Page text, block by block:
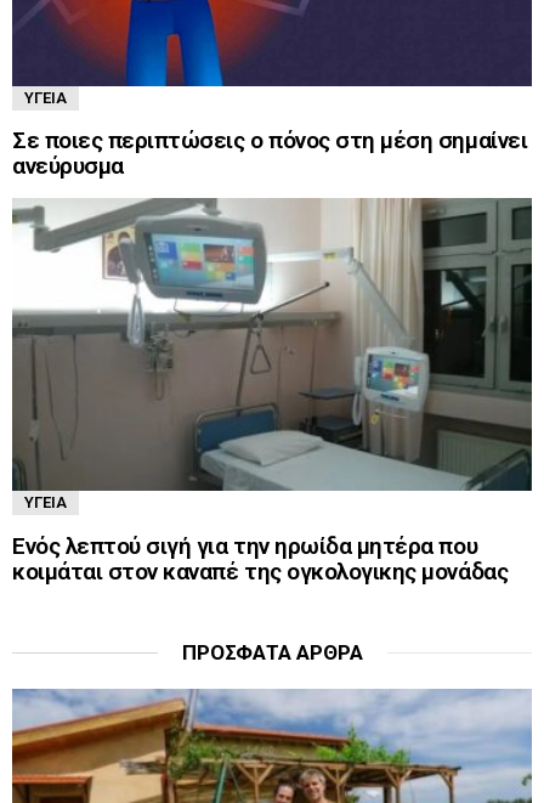
ΥΓΕΊΑ
Σε ποιες περιπτώσεις ο πόνος στη μέση σημαίνει
ανεύρυσμα
ΥΓΕΊΑ
Ενός λεπτού σιγή για την ηρωίδα μητέρα που
κοιμάται στον καναπέ της ογκολογικης μονάδας
ΠΡΌΣΦΑΤΑ ΆΡΘΡΑ